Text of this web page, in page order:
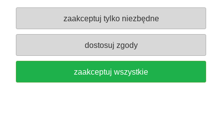
FESTOOL Płyta do frezowania
zaakceptuj tylko niezbędne
dostosuj zgody
zaakceptuj wszystkie